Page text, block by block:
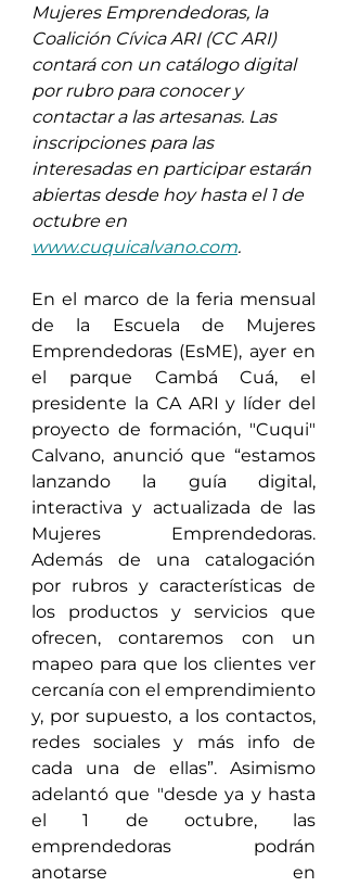
Mujeres Emprendedoras, la
Coalición Cívica ARI (CC ARI)
contará con un catálogo digital
por rubro para conocer y
contactar a las artesanas. Las
inscripciones para las
interesadas en participar estarán
abiertas desde hoy hasta el 1 de
octubre en
www.cuquicalvano.com.
En el marco de la feria mensual
de la Escuela de Mujeres
Emprendedoras (EsME), ayer en
el parque Cambá Cuá, el
presidente la CA ARI y líder del
proyecto de formación, "Cuqui"
Calvano, anunció que “estamos
lanzando la guía digital,
interactiva y actualizada de las
Mujeres Emprendedoras.
Además de una catalogación
por rubros y características de
los productos y servicios que
ofrecen, contaremos con un
mapeo para que los clientes ver
cercanía con el emprendimiento
y, por supuesto, a los contactos,
redes sociales y más info de
cada una de ellas”. Asimismo
adelantó que "desde ya y hasta
el 1 de octubre, las
emprendedoras podrán